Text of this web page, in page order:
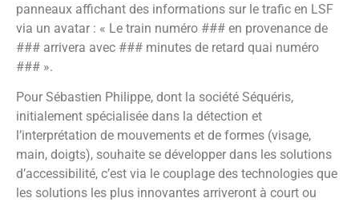
panneaux affichant des informations sur le trafic en LSF
via un avatar : « Le train numéro ### en provenance de
### arrivera avec ### minutes de retard quai numéro
### ».
Pour Sébastien Philippe, dont la société Séquéris,
initialement spécialisée dans la détection et
l’interprétation de mouvements et de formes (visage,
main, doigts), souhaite se développer dans les solutions
d’accessibilité, c’est via le couplage des technologies que
les solutions les plus innovantes arriveront à court ou